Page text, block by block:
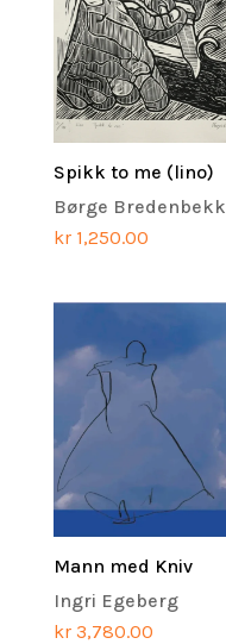
Spikk to me (lino)
Børge Bredenbekk
kr1,250.00
Mann med Kniv
Ingri Egeberg
kr3,780.00